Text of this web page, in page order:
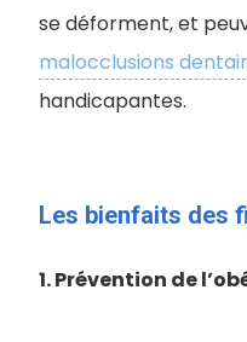
se déforment, et
malocclusions
handicapantes.
Les bienfaits des
1. Prévention de